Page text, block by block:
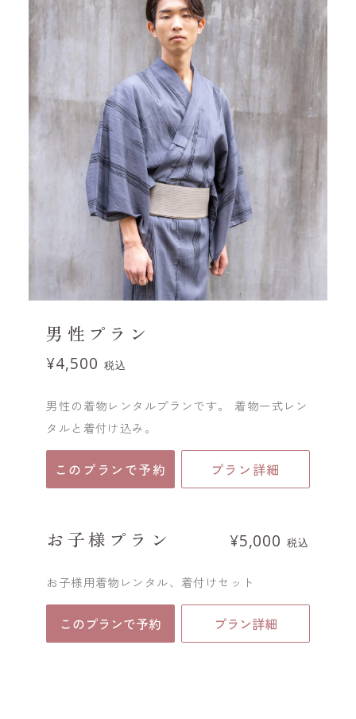
男性プラン
¥4,500 税込
男性の着物レンタルプランです。 着物一式レン
タルと着付け込み。
このプランで予約 プラン詳細
お子様プラン ¥5,000 税込
お子様用着物レンタル、着付けセット
このプランで予約 プラン詳細